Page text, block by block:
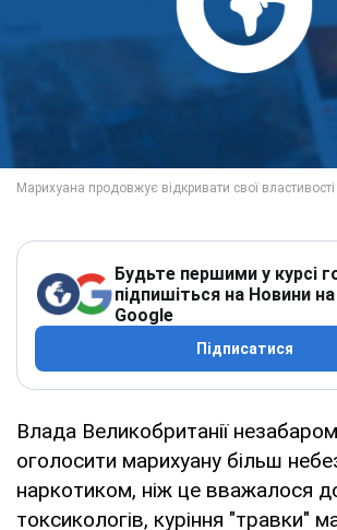
Будьте першими у курсі
підпишіться на Новини
Google
Підписатися
Влада Великобританії
оголосити марихуану більш
наркотиком, ніж це вважалося
токсикологів, куріння "травки"